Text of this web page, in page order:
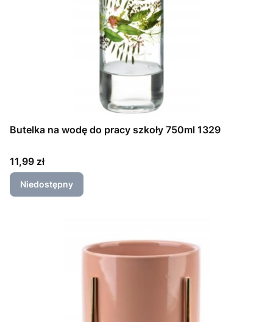
Butelka na wodę do pracy szkoły 750ml 1329
Cena
11,99 zł
Niedostępny